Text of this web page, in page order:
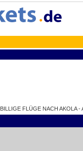
BILLIGE FLÜGE NACH AKOLA